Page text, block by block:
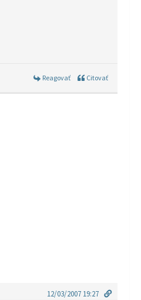
Reagovať Citovať
12/03/2007 19:27